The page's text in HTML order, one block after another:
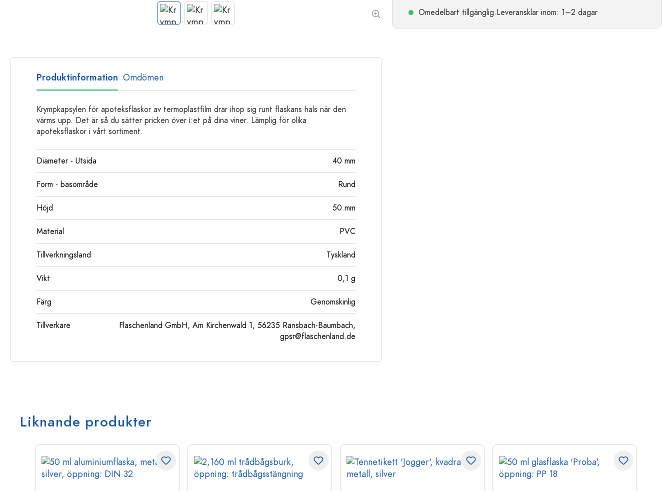
Glasflaskor
Plastflaskor
Omedelbart tillgänglig.Leveransklar inom: 1–2 dagar
Produktinformation Omdömen
Krympkapsylen för apoteksflaskor av termoplastfilm drar ihop sig runt flaskans hals när den
värms upp. Det är så du sätter pricken över i:et på dina viner. Lämplig för olika
apoteksflaskor i vårt sortiment.
Diameter - Utsida 40 mm
Form - basområde Rund
Höjd 50 mm
Material PVC
Tillverkningsland Tyskland
Vikt 0,1 g
Färg Genomskinlig
Tillverkare
Flaschenland GmbH, Am Kirchenwald 1, 56235 Ransbach-Baumbach,
gpsr@flaschenland.de
Liknande produkter